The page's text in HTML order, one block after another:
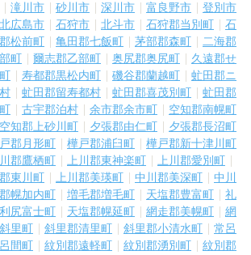
滝川市 砂川市 深川市 富良野市
登別市
北広島市 石狩市 北斗市 石狩郡当別町
石
松前町 亀田郡七飯町 茅部郡森町
二海郡
町 爾志郡乙部町 奥尻郡奥尻町
久遠郡せ
寿都郡黒松内町 磯谷郡蘭越町
虻田郡ニ
虻田郡留寿都村 虻田郡喜茂別町
虻田郡
古宇郡泊村 余市郡余市町
空知郡南幌町
空知郡上砂川町 夕張郡由仁町
夕張郡長沼町
郡月形町 樺戸郡浦臼町
樺戸郡新十津川町
郡鷹栖町 上川郡東神楽町
上川郡愛別町
東川町 上川郡美瑛町 中川郡美深町
中川
幌加内町 増毛郡増毛町 天塩郡豊富町
礼
尻富士町 天塩郡幌延町 網走郡美幌町
網
里町 斜里郡清里町 斜里郡小清水町
常呂
間町 紋別郡遠軽町 紋別郡湧別町
紋別郡